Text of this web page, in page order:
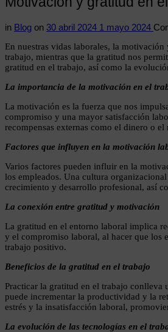
in Blog on 30 abril 2024 1 mayo 2024
En nuestras vidas laborales, la
trabajo, mientras que la gratitud nos
gratitud en el trabajo, así como la
La importancia de la motivación en el
La motivación es la fuerza que nos
compromiso y una mayor satisfacción
recompensas externas como el dinero o
Factores que influyen en la motivación
Varios factores pueden influir en la
los empleados. Una cultura
crecimiento y desarrollo profesional, así
La conexión entre gratitud y motivación
La gratitud en el entorno laboral implica
y el compromiso laboral, al hacer que los
trabajo positivo.
Beneficios de la gratitud en el trabajo
Practicar la gratitud en el trabajo conlleva
puede incrementar la productividad y la
estrés y la insatisfacción laboral,
La evolución de las tecnologías en el